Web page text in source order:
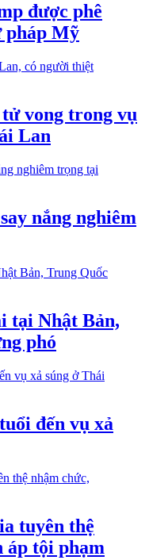
được phê
pháp Mỹ
vong trong vụ
Lan
nắng nghiêm
tại Nhật Bản,
phó
đến vụ xả
tuyên thệ
áp tội phạm